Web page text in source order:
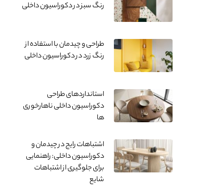
رنگ سبز در دکوراسیون داخلی
طراحی و چیدمان با استفاده از
رنگ زرد در دکوراسیون داخلی
استانداردهای طراحی
دکوراسیون داخلی ناهارخوری
ها
اشتباهات رایج در چیدمان و
دکوراسیون داخلی: راهنمایی
برای جلوگیری از اشتباهات
شایع